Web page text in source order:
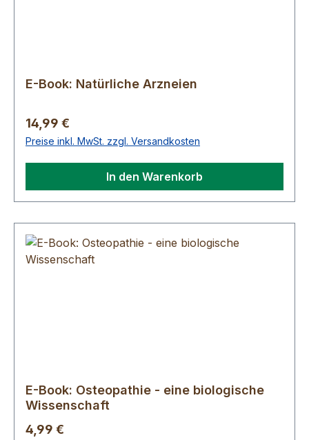
E-Book: Natürliche Arzneien
Regulärer Preis:
14,99 €
Preise inkl. MwSt. zzgl. Versandkosten
In den Warenkorb
E-Book: Osteopathie - eine biologische
Wissenschaft
Regulärer Preis:
4,99 €